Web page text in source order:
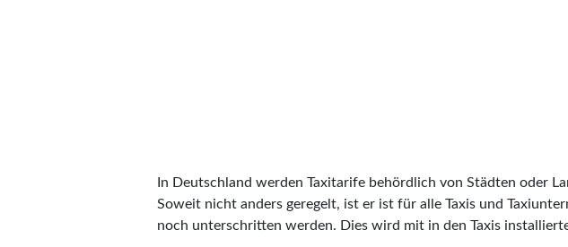
In Deutschland werden Taxitarife behördlich von Städten oder
Soweit nicht anders geregelt, ist er ist für alle Taxis und
noch unterschritten werden. Dies wird mit in den Taxis